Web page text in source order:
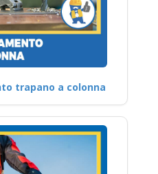
trapano a colonna